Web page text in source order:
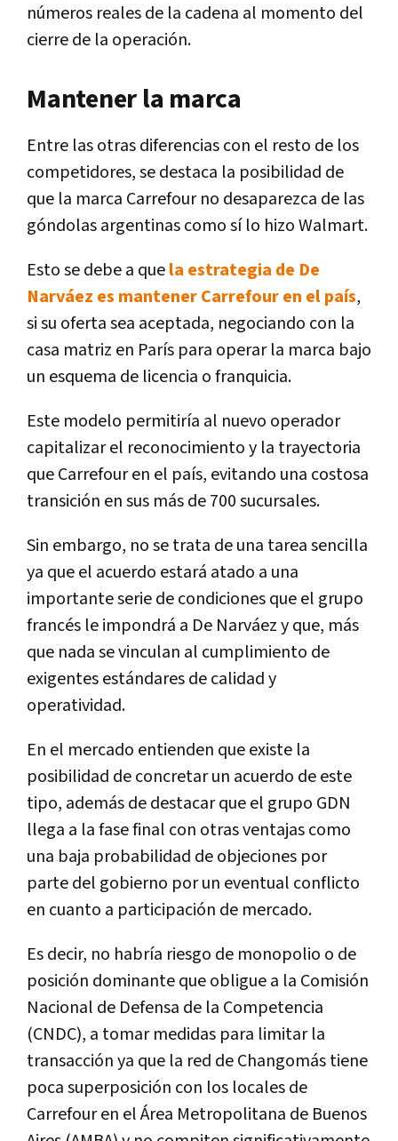
números reales de la cadena al momento del
cierre de la operación.
Mantener la marca
Entre las otras diferencias con el resto de los
competidores, se destaca la posibilidad de
que la marca Carrefour no desaparezca de las
góndolas argentinas como sí lo hizo Walmart.
Esto se debe a quela estrategia de De
Narváez es mantener Carrefour en el país,
si su oferta sea aceptada, negociando con la
casa matriz en París para operar la marca bajo
un esquema de licencia o franquicia.
Este modelo permitiría al nuevo operador
capitalizar el reconocimiento y la trayectoria
que Carrefour en el país, evitando una costosa
transición en sus más de 700 sucursales.
Sin embargo, no se trata de una tarea sencilla
ya que el acuerdo estará atado a una
importante serie de condiciones que el grupo
francés le impondrá a De Narváez y que, más
que nada se vinculan al cumplimiento de
exigentes estándares de calidad y
operatividad.
En el mercado entienden que existe la
posibilidad de concretar un acuerdo de este
tipo, además de destacar que el grupo GDN
llega a la fase final con otras ventajas como
una baja probabilidad de objeciones por
parte del gobierno por un eventual conflicto
en cuanto a participación de mercado.
Es decir, no habría riesgo de monopolio o de
posición dominante que obligue a la Comisión
Nacional de Defensa de la Competencia
(CNDC), a tomar medidas para limitar la
transacción ya que la red de Changomás tiene
poca superposición con los locales de
Carrefour en el Área Metropolitana de Buenos